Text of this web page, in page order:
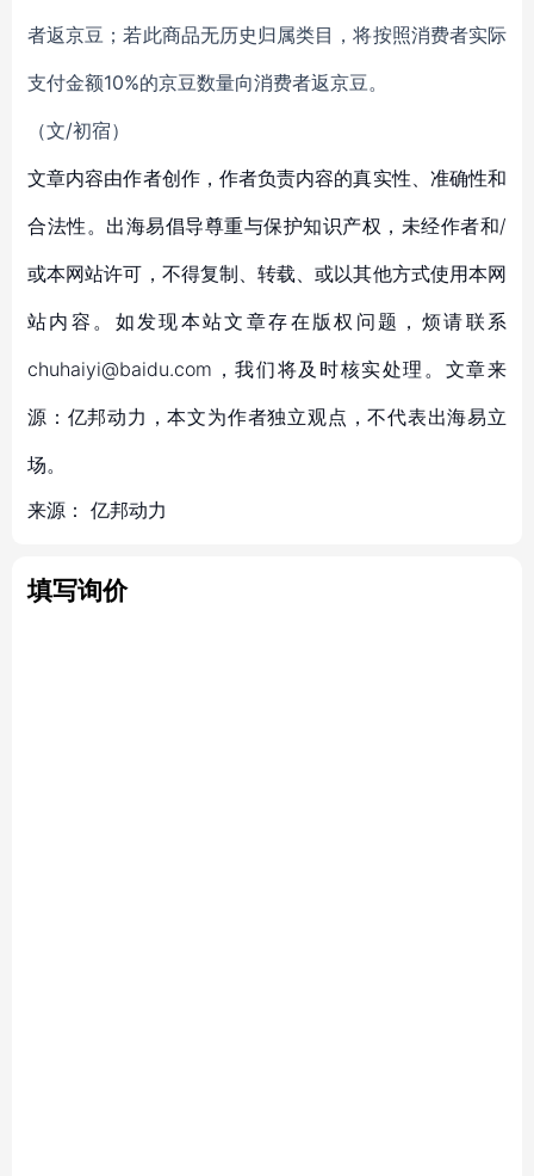
者返京豆；若此商品无历史归属类目，将按照消费者实际
支付金额10%的京豆数量向消费者返京豆。
（文/初宿）
文章内容由作者创作，作者负责内容的真实性、准确性和
合法性。出海易倡导尊重与保护知识产权，未经作者和/
或本网站许可，不得复制、转载、或以其他方式使用本网
站内容。如发现本站文章存在版权问题，烦请联系
chuhaiyi@baidu.com，我们将及时核实处理。文章来
源：亿邦动力，本文为作者独立观点，不代表出海易立
场。
来源： 亿邦动力
填写询价